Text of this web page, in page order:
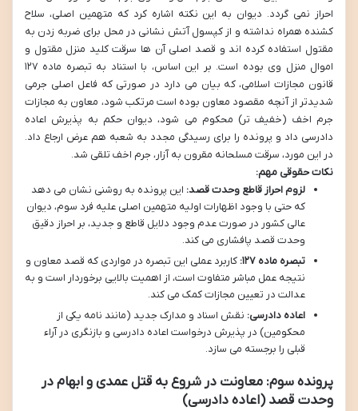
احراز نمی گردد. دیوان به این نکته اشاره کرد که متهمین اصلی، سلاح
کشنده همراه نداشته و از کپسول آتش نشانی در محل برای ضربه زدن به
مقتول استفاده کرده اند و قصد اصلی آن ها سرقت کلید منزل مقتول و
اموال منزل وی بوده است. بر این اساس، با استناد به تبصره ماده ۱۲۷
قانون مجازات اسلامی، که بیان می دارد در صورتی که فاعل اصلی جرمی
شدیدتر از آنچه مقصود معاون بوده است مرتکب شود، معاون به مجازات
جرم اخف (خفیف تر) محکوم می شود، دیوان حکم به پذیرش اعاده
دادرسی داد و پرونده را برای رسیدگی مجدد به شعبه هم عرض ارجاع داد.
در این مورد، سرقت مسلحانه مقرون به آزار، جرم اخف تلقی شد.
نکات حقوقی مهم:
لزوم احراز قاطع وحدت قصد: این پرونده به روشنی نشان می دهد
که حتی با وجود اظهارات اولیه متهمین اصلی علیه فرد سوم، دیوان
عالی کشور در صورت عدم وجود دلایل قاطع و جدید، بر احراز دقیق
وحدت قصد پافشاری می کند.
تبصره ماده ۱۲۷:
کاربرد عملی این تبصره در مواردی که قصد معاون و
نتیجه عمل مباشر متفاوت است، از اهمیت بالایی برخوردار است و به
عدالت در تعیین مجازات کمک می کند.
اعاده دادرسی: نقش اسناد و مدارک جدید (مانند نامه یکی از
محکومین) در پذیرش درخواست اعاده دادرسی و بازنگری در آراء
قبلی را برجسته می سازد.
پرونده سوم: معاونت در شروع به قتل عمدی و ابهام در
وحدت قصد (اعاده دادرسی)